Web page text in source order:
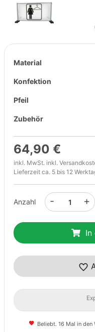
Material
Konfektion
Pfeil
Zubehör
64,90 €
inkl. MwSt. inkl.
Lieferzeit ca. 5 bis 12
Anzahl +
-
In
Beliebt. 16 Mal in